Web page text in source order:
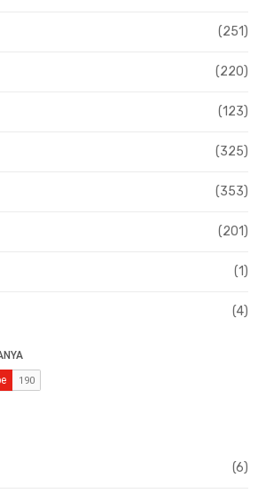
(251)
(220)
(123)
(325)
(353)
(201)
(1)
(4)
(6)